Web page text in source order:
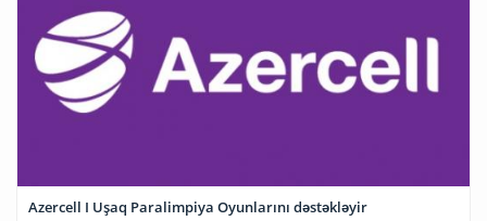
Azercell I Uşaq Paralimpiya Oyunlarını dəstəkləyir